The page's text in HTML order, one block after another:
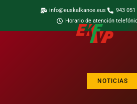
info@euskalkanoe.eus 943 051
Horario de atención
NOTICIAS